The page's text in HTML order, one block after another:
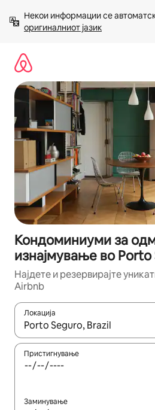
содржина
Некои информации се
оригиналниот јазик
Кондоминиуми за
изнајмување во
Најдете и резервирајте
Airbnb
Локација
Кога резултатите се достапни,
Пристигнување
Заминување